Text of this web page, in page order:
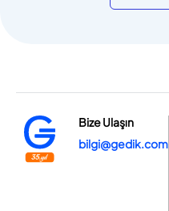
Bize Ulaşın
bilgi@gedik.com